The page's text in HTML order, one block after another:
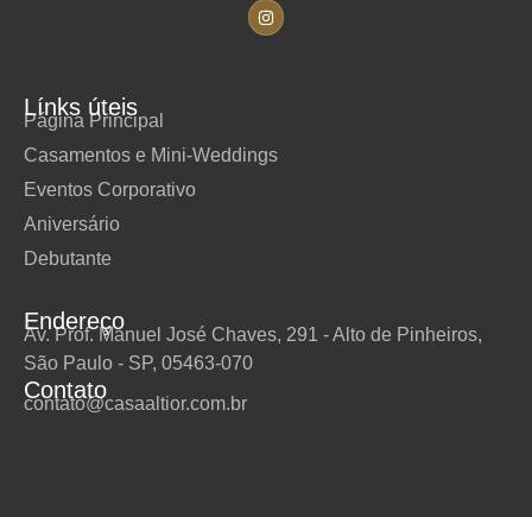
Línks úteis
Página Principal
Casamentos e Mini-Weddings
Eventos Corporativo
Aniversário
Debutante
Endereço
Av. Prof. Manuel José Chaves, 291 - Alto de Pinheiros,
São Paulo - SP, 05463-070
Contato
contato@casaaltior.com.br